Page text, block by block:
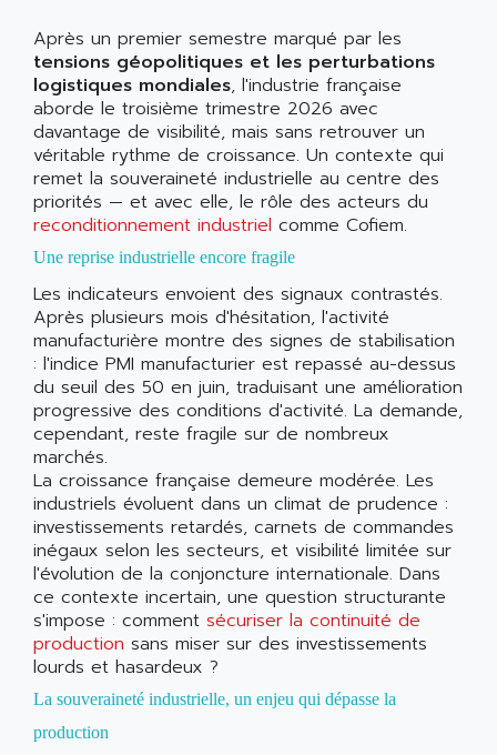
Après un premier semestre marqué par les
tensions géopolitiques et les perturbations
logistiques mondiales, l'industrie française
aborde le troisième trimestre 2026 avec
davantage de visibilité, mais sans retrouver un
véritable rythme de croissance. Un contexte qui
remet la souveraineté industrielle au centre des
priorités — et avec elle, le rôle des acteurs du
reconditionnement industriel comme Cofiem.
Une reprise industrielle encore fragile
Les indicateurs envoient des signaux contrastés.
Après plusieurs mois d'hésitation, l'activité
manufacturière montre des signes de stabilisation
: l'indice PMI manufacturier est repassé au-dessus
du seuil des 50 en juin, traduisant une amélioration
progressive des conditions d'activité. La demande,
cependant, reste fragile sur de nombreux
marchés.
La croissance française demeure modérée. Les
industriels évoluent dans un climat de prudence :
investissements retardés, carnets de commandes
inégaux selon les secteurs, et visibilité limitée sur
l'évolution de la conjoncture internationale. Dans
ce contexte incertain, une question structurante
s'impose : comment sécuriser la continuité de
production sans miser sur des investissements
lourds et hasardeux ?
La souveraineté industrielle, un enjeu qui dépasse la
production